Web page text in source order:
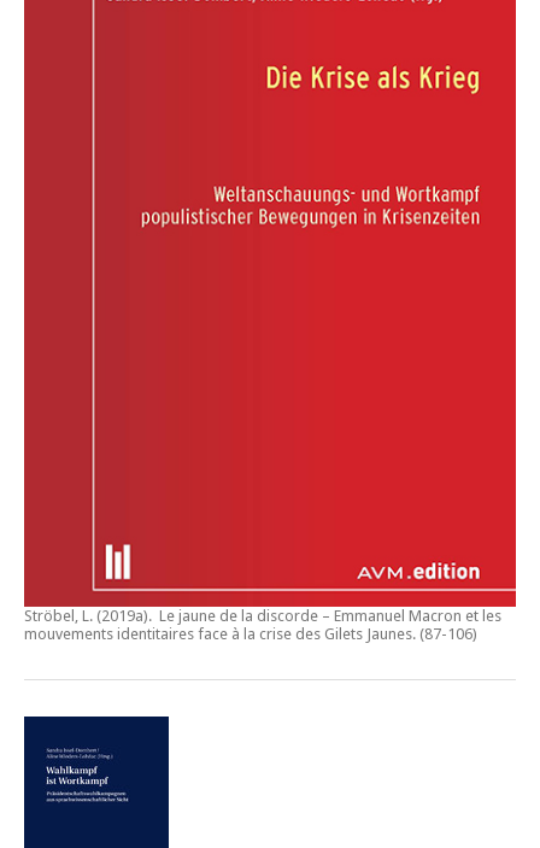
Ströbel, L. (2019a). Le jaune de la discorde – Emmanuel Macron et les
mouvements identitaires face à la crise des Gilets Jaunes. (87-106)